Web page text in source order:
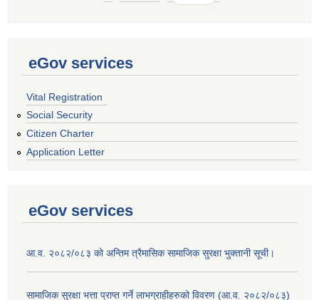
eGov services
Vital Registration
Social Security
Citizen Charter
Application Letter
eGov services
आ.व. २०८२/०८३ को अन्तिम त्रैमासिक सामाजिक सुरक्षा भुक्तानी सूची।
सामाजिक सुरक्षा भत्ता प्राप्त गर्ने लाभग्राहीहरुको विवरण (आ.व. २०८२/०८३)